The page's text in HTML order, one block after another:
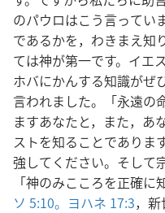
のパウロはこう言ってい
であるかを，わきまえ知
ては神が第一です。イエ
ホバにかんする知識がぜ
言われました。「永遠の
ますあなたと，また，あ
ストを知ることでありま
強してください。そして
「神のみこころを正確
ソ 5:10。 ヨハネ 17:3，新